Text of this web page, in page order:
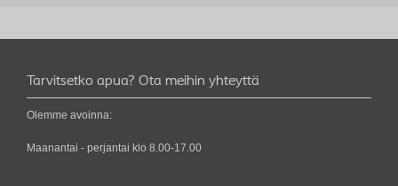
Tarvitsetko apua? Ota meihin yhteyttä
Olemme avoinna:
Maanantai - perjantai klo 8.00-17.00